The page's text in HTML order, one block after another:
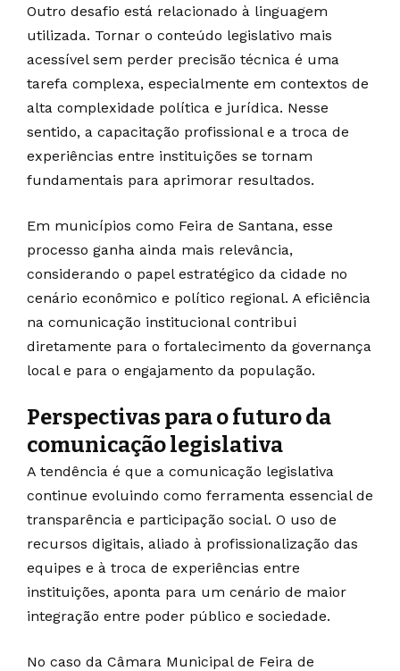
Outro desafio está relacionado à linguagem
utilizada. Tornar o conteúdo legislativo mais
acessível sem perder precisão técnica é uma
tarefa complexa, especialmente em contextos de
alta complexidade política e jurídica. Nesse
sentido, a capacitação profissional e a troca de
experiências entre instituições se tornam
fundamentais para aprimorar resultados.
Em municípios como Feira de Santana, esse
processo ganha ainda mais relevância,
considerando o papel estratégico da cidade no
cenário econômico e político regional. A eficiência
na comunicação institucional contribui
diretamente para o fortalecimento da governança
local e para o engajamento da população.
Perspectivas para o futuro da
comunicação legislativa
A tendência é que a comunicação legislativa
continue evoluindo como ferramenta essencial de
transparência e participação social. O uso de
recursos digitais, aliado à profissionalização das
equipes e à troca de experiências entre
instituições, aponta para um cenário de maior
integração entre poder público e sociedade.
No caso da Câmara Municipal de Feira de